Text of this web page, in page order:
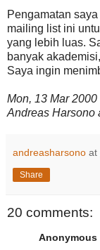
Pengamatan
mailing list ini
yang lebih luas.
banyak
Saya ingin
Mon, 13 Mar
Andreas Harsono
andreasharsono at
Share
20 comments:
Anonymous